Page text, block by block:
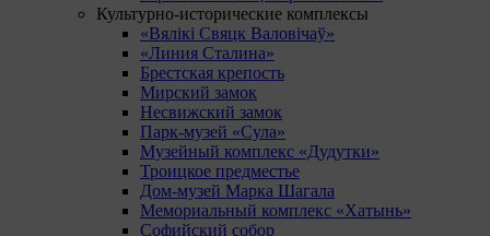
Культурно-исторические комплексы
«Вялікі Свяцк Валовічаў»
«Линия Сталина»
Брестская крепость
Мирский замок
Несвижский замок
Парк-музей «Сула»
Музейный комплекс «Дудутки»
Троицкое предместье
Дом-музей Марка Шагала
Мемориальный комплекс «Хатынь»
Софийский собор